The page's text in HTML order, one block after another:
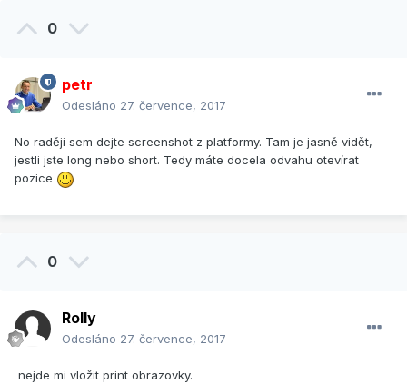
0
petr
Odesláno 27. července, 2017
No raději sem dejte screenshot z platformy. Tam je jasně vidět,
jestli jste long nebo short. Tedy máte docela odvahu otevírat
pozice
0
Rolly
Odesláno 27. července, 2017
nejde mi vložit print obrazovky.